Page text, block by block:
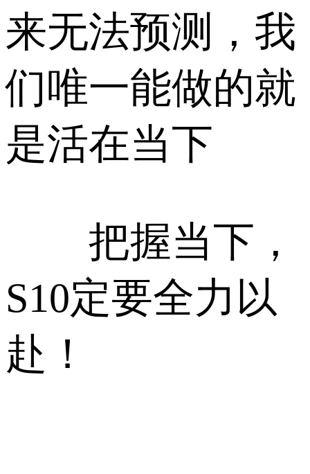
来无法预测，我
们唯一能做的就
是活在当下
把握当下，
S10定要全力以
赴！